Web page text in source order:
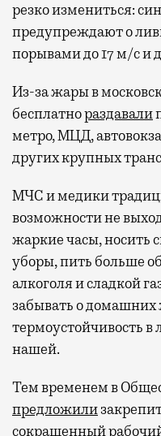
резко измениться:
предупреждают о
порывами до 17 м/с и
Из-за жары в
бесплатнораздавали
метро, МЦД,
других крупных
МЧС и медики
возможности не
жаркие часы, носить
уборы, пить больше
алкоголя и сладкой
забывать о
термоустойчивость
нашей.
Тем временем в
предложили
сокращенный